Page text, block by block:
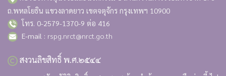
ถ.พหลโยธิน แขวงลาดยาว เขตจตุจักร กรุงเทพฯ 10900
โทร. 0-2579-1370-9 ต่อ 416
E-mail : rspg.nrct@nrct.go.th
สงวนลิขสิทธิ์ พ.ศ.๒๕๔๔